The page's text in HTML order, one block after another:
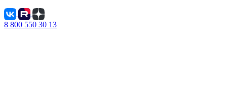
8 800 550 30 13